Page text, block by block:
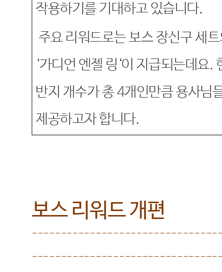
작용하기를 기대하고 있습니다.
주요 리워드로는 보스 장신구 세
‘가디언 엔젤 링 ‘이 지급되는데요.
반지 개수가 총4개인만큼 용사님
제공하고자 합니다.
보스 리워드 개편